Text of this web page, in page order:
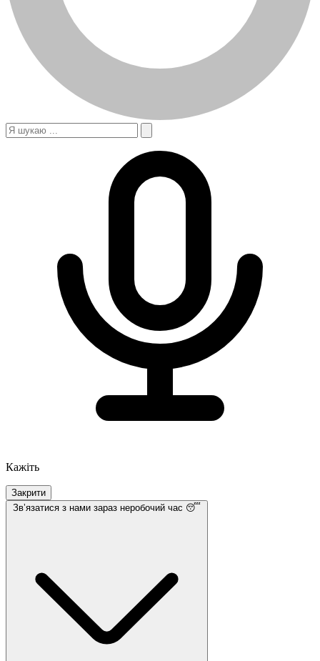
Кажіть
Закрити
Звʼязатися з нами зараз неробочий час 😴